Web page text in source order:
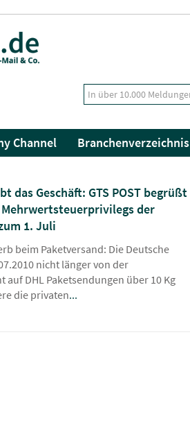
Channel Branchenverzeichnis
das Geschäft: GTS POST begrüßt
Mehrwertsteuerprivilegs der
1. Juli
beim Paketversand: Die Deutsche
nicht länger von der
auf DHL Paketsendungen über 10 Kg
die privaten...